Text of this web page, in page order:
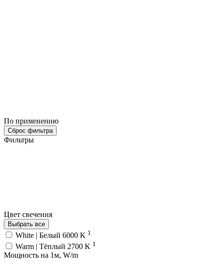
По применению
Сброс фильтра
Фильтры
Цвет свечения
Выбрать все
White | Белый 6000 K 1
Warm | Тёплый 2700 K 1
Мощность на 1м, W/m